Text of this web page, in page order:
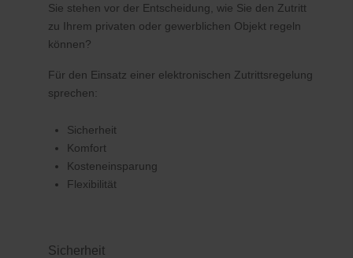
Sie stehen vor der Entscheidung, wie Sie den Zutritt
zu Ihrem privaten oder gewerblichen Objekt regeln
können?
Für den Einsatz einer elektronischen Zutrittsregelung
sprechen:
Sicherheit
Komfort
Kosteneinsparung
Flexibilität
Sicherheit